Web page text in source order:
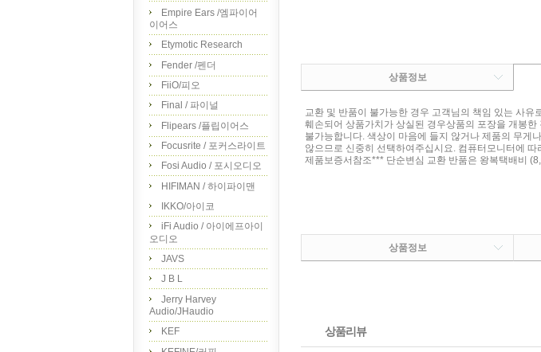
Empire Ears /엠파이어
이어스
Etymotic Research
Fender /펜더
FiiO/피오
Final / 파이널
Flipears /플립이어스
Focusrite / 포커스라이트
Fosi Audio / 포시오디오
HIFIMAN / 하이파이맨
IKKO/아이코
iFi Audio / 아이에프아이
오디오
JAVS
J B L
Jerry Harvey
Audio/JHaudio
KEF
상품정보
교환 및 반품이 불가능한 경우 고객님의 책임 있는 사유
훼손되어 상품가치가 상실된 경우상품의 포장을 개봉
불가능합니다. 색상이 마음에 들지 않거나 제품의 무게
않으므로 신중히 선택하여주십시요. 컴퓨터모니터에
제품보증서참조*** 단순변심 교환 반품은 왕복택배비
상품정보
상품리뷰